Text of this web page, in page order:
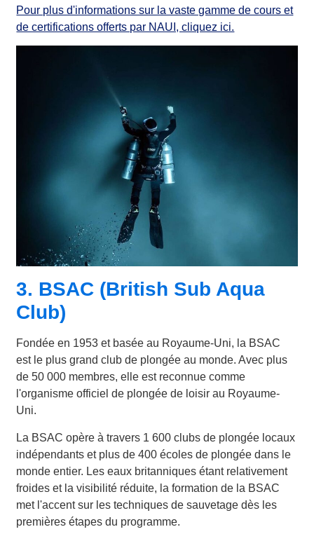
Pour plus d'informations sur la vaste gamme de cours et
de certifications offerts par NAUI, cliquez ici.
3. BSAC (British Sub Aqua
Club)
Fondée en 1953 et basée au Royaume-Uni, la BSAC
est le plus grand club de plongée au monde. Avec plus
de 50 000 membres, elle est reconnue comme
l'organisme officiel de plongée de loisir au Royaume-
Uni.
La BSAC opère à travers 1 600 clubs de plongée locaux
indépendants et plus de 400 écoles de plongée dans le
monde entier. Les eaux britanniques étant relativement
froides et la visibilité réduite, la formation de la BSAC
met l'accent sur les techniques de sauvetage dès les
premières étapes du programme.